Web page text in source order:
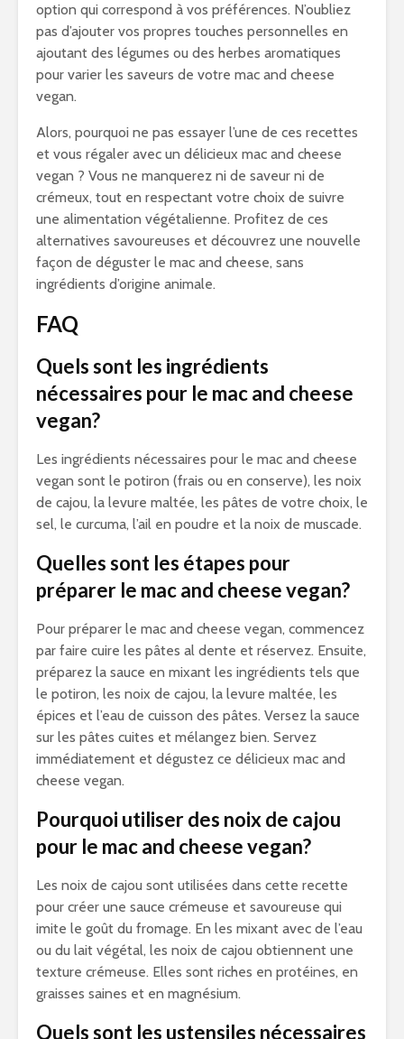
option qui correspond à vos préférences. N’oubliez
pas d’ajouter vos propres touches personnelles en
ajoutant des légumes ou des herbes aromatiques
pour varier les saveurs de votre mac and cheese
vegan.
Alors, pourquoi ne pas essayer l’une de ces recettes
et vous régaler avec un délicieux mac and cheese
vegan ? Vous ne manquerez ni de saveur ni de
crémeux, tout en respectant votre choix de suivre
une alimentation végétalienne. Profitez de ces
alternatives savoureuses et découvrez une nouvelle
façon de déguster le mac and cheese, sans
ingrédients d’origine animale.
FAQ
Quels sont les ingrédients
nécessaires pour le mac and cheese
vegan?
Les ingrédients nécessaires pour le mac and cheese
vegan sont le potiron (frais ou en conserve), les noix
de cajou, la levure maltée, les pâtes de votre choix, le
sel, le curcuma, l’ail en poudre et la noix de muscade.
Quelles sont les étapes pour
préparer le mac and cheese vegan?
Pour préparer le mac and cheese vegan, commencez
par faire cuire les pâtes al dente et réservez. Ensuite,
préparez la sauce en mixant les ingrédients tels que
le potiron, les noix de cajou, la levure maltée, les
épices et l’eau de cuisson des pâtes. Versez la sauce
sur les pâtes cuites et mélangez bien. Servez
immédiatement et dégustez ce délicieux mac and
cheese vegan.
Pourquoi utiliser des noix de cajou
pour le mac and cheese vegan?
Les noix de cajou sont utilisées dans cette recette
pour créer une sauce crémeuse et savoureuse qui
imite le goût du fromage. En les mixant avec de l’eau
ou du lait végétal, les noix de cajou obtiennent une
texture crémeuse. Elles sont riches en protéines, en
graisses saines et en magnésium.
Quels sont les ustensiles nécessaires